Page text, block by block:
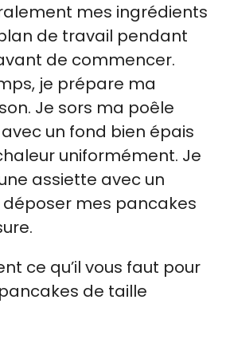
mes ingrédients
de travail pendant
de commencer.
je prépare ma
Je sors ma poêle
un fond bien épais
uniformément. Je
assiette avec un
mes pancakes
ce qu’il vous faut pour
de taille